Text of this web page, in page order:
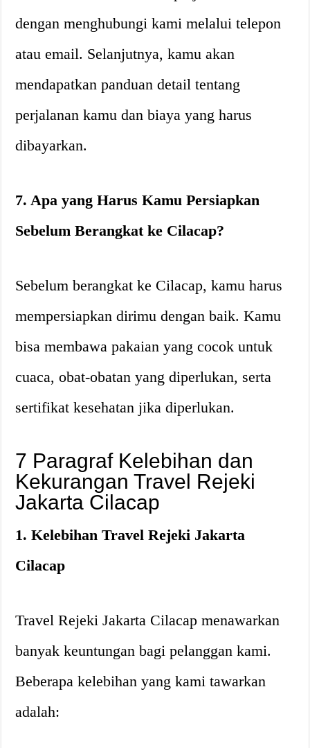
dengan menghubungi kami melalui telepon
atau email. Selanjutnya, kamu akan
mendapatkan panduan detail tentang
perjalanan kamu dan biaya yang harus
dibayarkan.
7. Apa yang Harus Kamu Persiapkan
Sebelum Berangkat ke Cilacap?
Sebelum berangkat ke Cilacap, kamu harus
mempersiapkan dirimu dengan baik. Kamu
bisa membawa pakaian yang cocok untuk
cuaca, obat-obatan yang diperlukan, serta
sertifikat kesehatan jika diperlukan.
7 Paragraf Kelebihan dan
Kekurangan Travel Rejeki
Jakarta Cilacap
1. Kelebihan Travel Rejeki Jakarta
Cilacap
Travel Rejeki Jakarta Cilacap menawarkan
banyak keuntungan bagi pelanggan kami.
Beberapa kelebihan yang kami tawarkan
adalah: